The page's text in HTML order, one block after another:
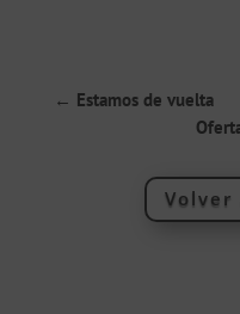
← Estamos de vuelta
Volver